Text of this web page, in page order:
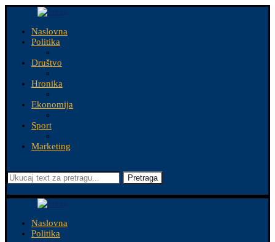
Naslovna
Politika
Društvo
Hronika
Ekonomija
Sport
Marketing
Pretraga
Naslovna
Politika